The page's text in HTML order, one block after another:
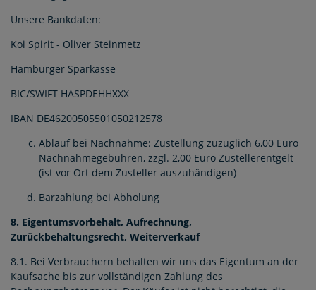
Unsere Bankdaten:
Koi Spirit - Oliver Steinmetz
Hamburger Sparkasse
BIC/SWIFT HASPDEHHXXX
IBAN DE46200505501050212578
Ablauf bei Nachnahme: Zustellung zuzüglich 6,00 Euro
Nachnahmegebühren, zzgl. 2,00 Euro Zustellerentgelt
(ist vor Ort dem Zusteller auszuhändigen)
Barzahlung bei Abholung
8. Eigentumsvorbehalt, Aufrechnung,
Zurückbehaltungsrecht, Weiterverkauf
8.1. Bei Verbrauchern behalten wir uns das Eigentum an der
Kaufsache bis zur vollständigen Zahlung des